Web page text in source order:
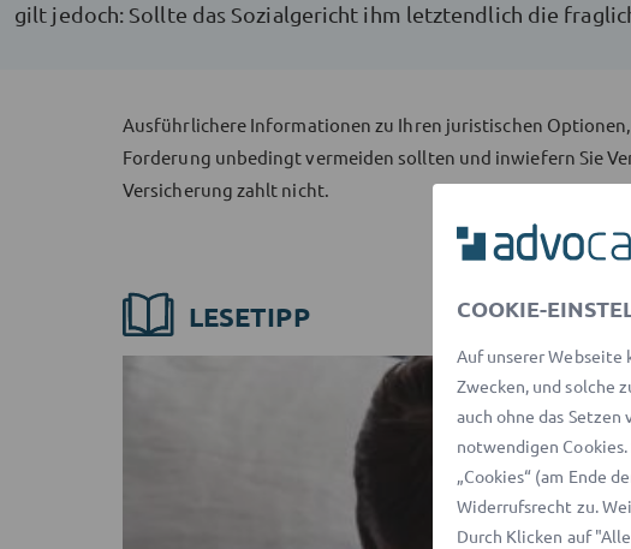
gilt jedoch: Sollte das Sozialgericht ihm letztendlich die
Ausführlichere Informationen zu Ihren juristischen
Forderung unbedingt vermeiden sollten und inwiefern Sie
Versicherung zahlt nicht.
LESETIPP COOKIE-
Auf unserer Webseite
Zwecken, und solche
auch ohne das
notwendigen
„Cookies“ (am Ende
Widerrufsrecht zu.
Durch Klicken auf